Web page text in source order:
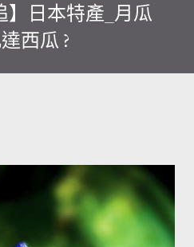
】日本特產_月瓜
西瓜 ?